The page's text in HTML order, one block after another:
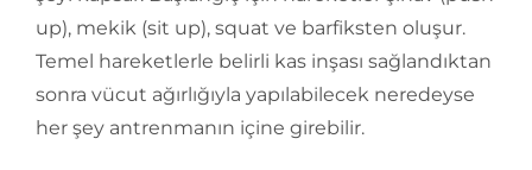
up), mekik (sit up), squat ve barfiksten oluşur.
Temel hareketlerle belirli kas inşası sağlandıktan
sonra vücut ağırlığıyla yapılabilecek neredeyse
her şey antrenmanın içine girebilir.